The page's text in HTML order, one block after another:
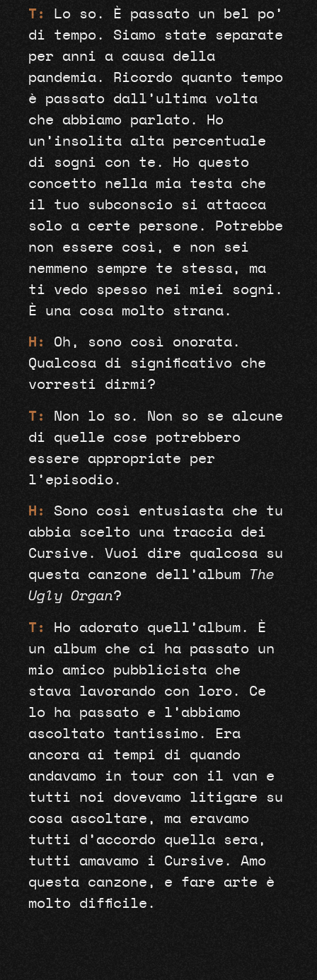
T:
Lo so. È passato un bel po’
di tempo. Siamo state separate
per anni a causa della
pandemia. Ricordo quanto tempo
è passato dall’ultima volta
che abbiamo parlato. Ho
un’insolita alta percentuale
di sogni con te. Ho questo
concetto nella mia testa che
il tuo subconscio si attacca
solo a certe persone. Potrebbe
non essere così, e non sei
nemmeno sempre te stessa, ma
ti vedo spesso nei miei sogni.
È una cosa molto strana.
H:
Oh, sono così onorata.
Qualcosa di significativo che
vorresti dirmi?
T:
Non lo so. Non so se alcune
di quelle cose potrebbero
essere appropriate per
l’episodio.
H:
Sono così entusiasta che tu
abbia scelto una traccia dei
Cursive. Vuoi dire qualcosa su
questa canzone dell’album
The
Ugly Organ?
T:
Ho adorato quell’album. È
un album che ci ha passato un
mio amico pubblicista che
stava lavorando con loro. Ce
lo ha passato e l’abbiamo
ascoltato tantissimo. Era
ancora ai tempi di quando
andavamo in tour con il van e
tutti noi dovevamo litigare su
cosa ascoltare, ma eravamo
tutti d’accordo quella sera,
tutti amavamo i Cursive. Amo
questa canzone, e fare arte è
molto difficile.